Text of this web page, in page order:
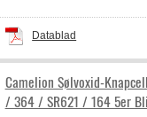
Datablad
Camelion Sølvoxid-
/ 364 / SR621 / 164 5er